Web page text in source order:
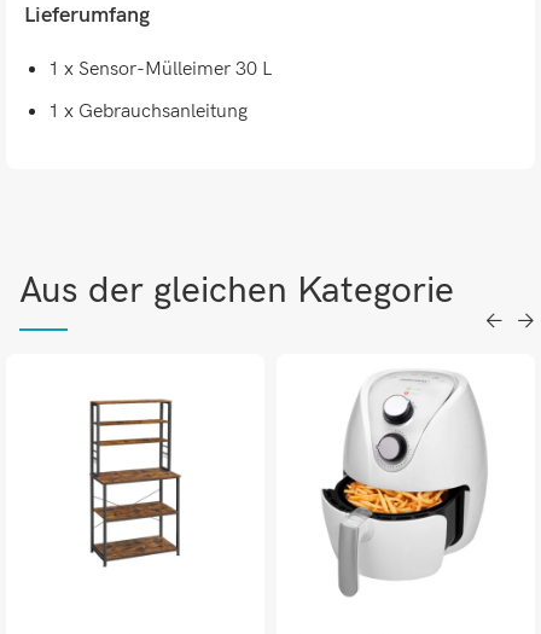
Lieferumfang
1 x Sensor-Mülleimer 30 L
1 x Gebrauchsanleitung
Aus der gleichen Kategorie